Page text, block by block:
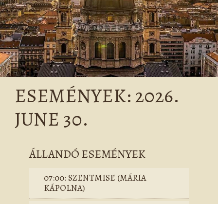
ESEMÉNYEK: 2026.
JUNE 30.
ÁLLANDÓ ESEMÉNYEK
07:00: SZENTMISE (MÁRIA
KÁPOLNA)